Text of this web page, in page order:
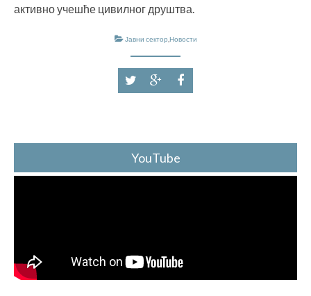
активно учешће цивилног друштва.
Јавни сектор Новости
YouTube